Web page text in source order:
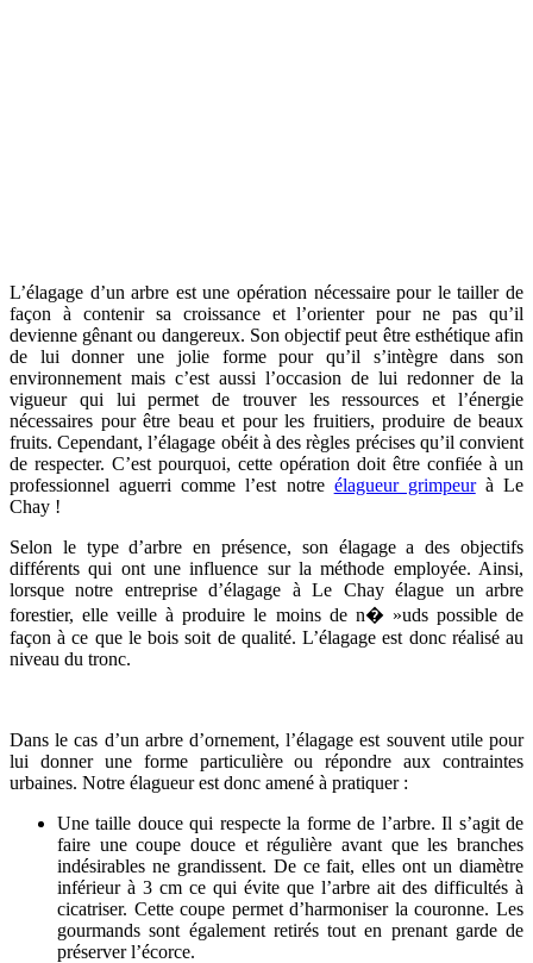
L’élagage d’un arbre est une opération nécessaire pour le tailler de
façon à contenir sa croissance et l’orienter pour ne pas qu’il
devienne gênant ou dangereux. Son objectif peut être esthétique afin
de lui donner une jolie forme pour qu’il s’intègre dans son
environnement mais c’est aussi l’occasion de lui redonner de la
vigueur qui lui permet de trouver les ressources et l’énergie
nécessaires pour être beau et pour les fruitiers, produire de beaux
fruits. Cependant, l’élagage obéit à des règles précises qu’il convient
de respecter. C’est pourquoi, cette opération doit être confiée à un
professionnel aguerri comme l’est notre élagueur grimpeurà Le
Chay !
Selon le type d’arbre en présence, son élagage a des objectifs
différents qui ont une influence sur la méthode employée. Ainsi,
lorsque notre entreprise d’élagage à Le Chay élague un arbre
forestier, elle veille à produire le moins de n� »uds possible de
façon à ce que le bois soit de qualité. L’élagage est donc réalisé au
niveau du tronc.
Dans le cas d’un arbre d’ornement, l’élagage est souvent utile pour
lui donner une forme particulière ou répondre aux contraintes
urbaines. Notre élagueur est donc amené à pratiquer :
Une taille douce qui respecte la forme de l’arbre. Il s’agit de
faire une coupe douce et régulière avant que les branches
indésirables ne grandissent. De ce fait, elles ont un diamètre
inférieur à 3 cm ce qui évite que l’arbre ait des difficultés à
cicatriser. Cette coupe permet d’harmoniser la couronne. Les
gourmands sont également retirés tout en prenant garde de
préserver l’écorce.